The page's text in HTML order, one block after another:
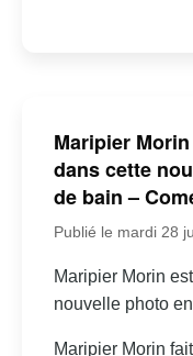
Maripier
dans cette
de bain –
Publié le mardi 28
Maripier Morin
nouvelle photo
Maripier Morin